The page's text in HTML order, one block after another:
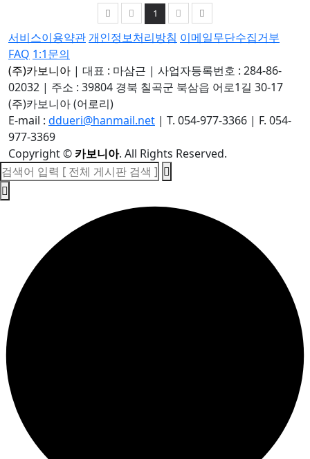
1
서비스이용약관 개인정보처리방침 이메일무단수집거부
FAQ 1:1문의
(주)카보니아 | 대표 : 마삼근 | 사업자등록번호 : 284-86-
02032 | 주소 : 39804 경북 칠곡군 북삼읍 어로1길 30-17
(주)카보니아 (어로리)
E-mail : ddueri@hanmail.net | T. 054-977-3366 | F. 054-
977-3369
Copyright© 카보니아. All Rights Reserved.